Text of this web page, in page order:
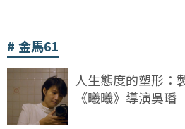
金馬61
人生態度的塑形：
《曦曦》導演吳璠